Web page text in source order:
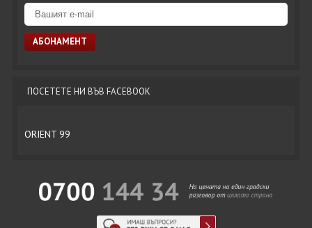
ПОСЕТЕТЕ НИ ВЪВ FACEBOOK
ORIENT 99